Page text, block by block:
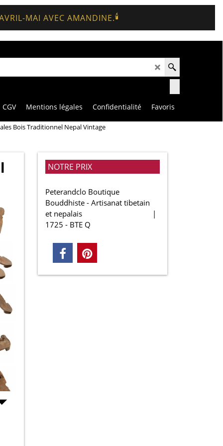
MAI AVEC AMANDINE.🕯️
CGV Mentions légales Confidentialité Favoris
Bois Traditionnel Nepal Vintage
NOTRE PRIX
Peterandclo Boutique
Bouddhiste - Artisanat tibetain
et nepalais
1725 - BTE Q